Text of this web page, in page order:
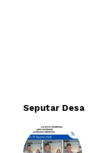
Seputar Desa